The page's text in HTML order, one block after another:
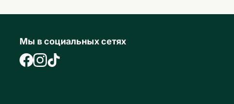
Мы в социальных сетях